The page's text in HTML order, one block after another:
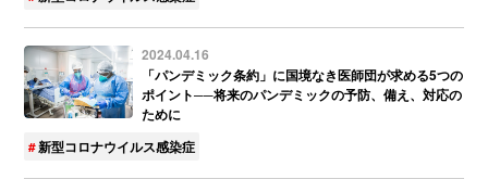
2024.04.16
「パンデミック条約」に国境なき医師団が求める5つの
ポイント──将来のパンデミックの予防、備え、対応の
ために
新型コロナウイルス感染症